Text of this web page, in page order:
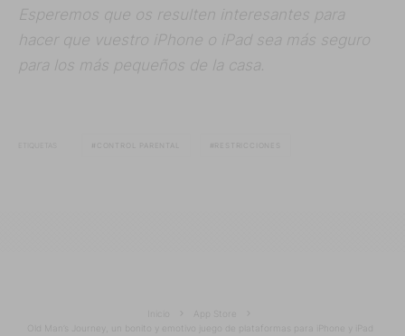
Esperemos que os resulten interesantes para
hacer que vuestro iPhone o iPad sea más seguro
para los más pequeños de la casa.
CONTROL PARENTAL RESTRICCIONES
App Store
Old Man’s Journey, un bonito y emotivo juego de plataformas para iPhone y iPad